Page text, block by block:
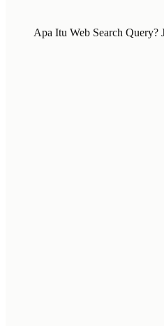
Apa Itu Web Search Query?